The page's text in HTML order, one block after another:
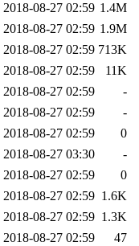
2018-08-27 02:59 1.4M
2018-08-27 02:59 1.9M
2018-08-27 02:59 713K
2018-08-27 02:59
11K
2018-08-27 02:59
-
2018-08-27 02:59
-
2018-08-27 02:59
0
2018-08-27 03:30
-
2018-08-27 02:59
0
2018-08-27 02:59 1.6K
2018-08-27 02:59 1.3K
2018-08-27 02:59
47